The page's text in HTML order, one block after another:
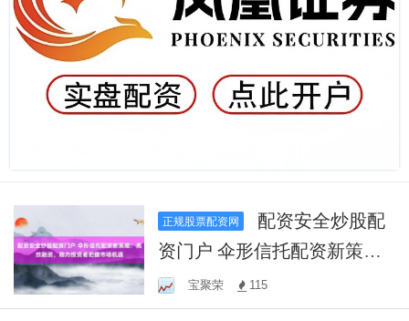
正规股票配资网
资门户 伞形信托配资新策
略：高效融资，助力投资者
把握市场机遇
宝聚荣 115